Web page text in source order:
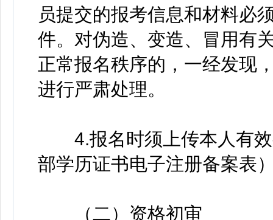
员提交的报考信息和材料必
件。对伪造、变造、冒用有
正常报名秩序的，一经发现
进行严肃处理。
4.报名时须上传本人有效
部学历证书电子注册备案表
（二）资格初审